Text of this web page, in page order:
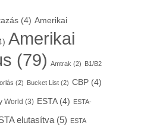
(4) Amerikai
Amerikai
(79) Amtrak (2) B1/B2
(2) Bucket List(2) CBP(4)
World (3) ESTA(4) ESTA-
elutasítva(5) ESTA